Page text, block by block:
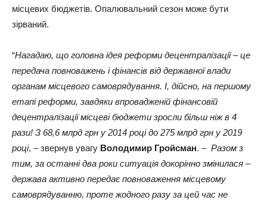
місцевих бюджетів. Опалювальний сезон може бути
зірваний.
“Нагадаю, що головна ідея реформи децентралізації – це
передача повноважень і фінансів від державної влади
органам місцевого самоврядування. І, дійсно, на першому
етапі реформи, завдяки впровадженій фінансовій
децентралізації місцеві бюджети зросли більш ніж в 4
рази! З 68,6 млрд грн у 2014 році до 275 млрд грн у 2019
році, – звернув увагу Володимир Гройсман. – Разом з
тим, за останні два роки ситуація докорінно змінилася –
держава активно передає повноваження місцевому
самоврядуванню, проте жодного разу за цей час не